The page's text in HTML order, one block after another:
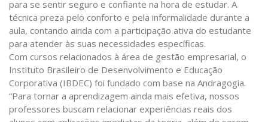
para se sentir seguro e confiante na hora de estudar. A
técnica preza pelo conforto e pela informalidade durante a
aula, contando ainda com a participação ativa do estudante
para atender às suas necessidades específicas.
Com cursos relacionados à área de gestão empresarial, o
Instituto Brasileiro de Desenvolvimento e Educação
Corporativa (IBDEC) foi fundado com base na Andragogia.
“Para tornar a aprendizagem ainda mais efetiva, nossos
professores buscam relacionar experiências reais dos